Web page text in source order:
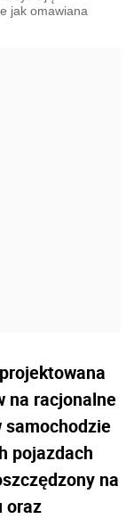
jak omawiana
na racjonalne
samochodzie
pojazdach
na
oraz